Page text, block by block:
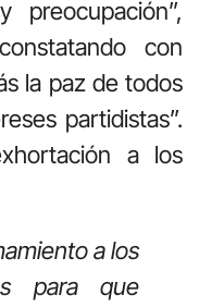
con
la paz de todos
partidistas”.
a los
a los
para que